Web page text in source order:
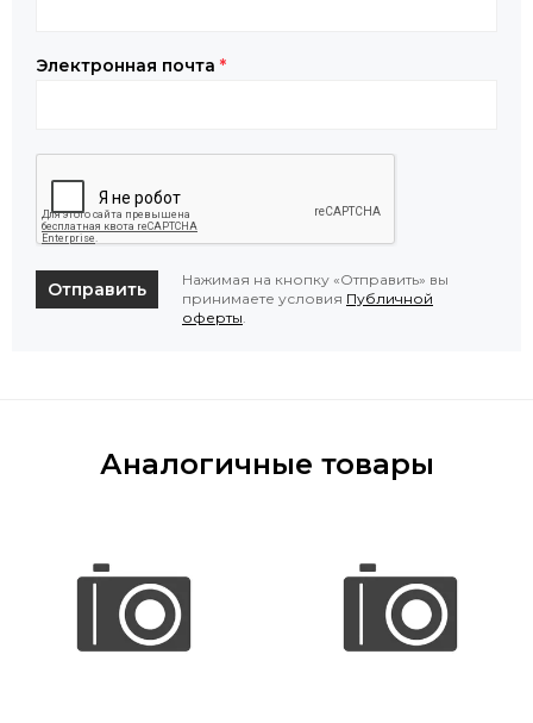
Электронная почта *
Отправить
Нажимая на кнопку «Отправить» вы
принимаете условия Публичной
оферты.
Аналогичные товары